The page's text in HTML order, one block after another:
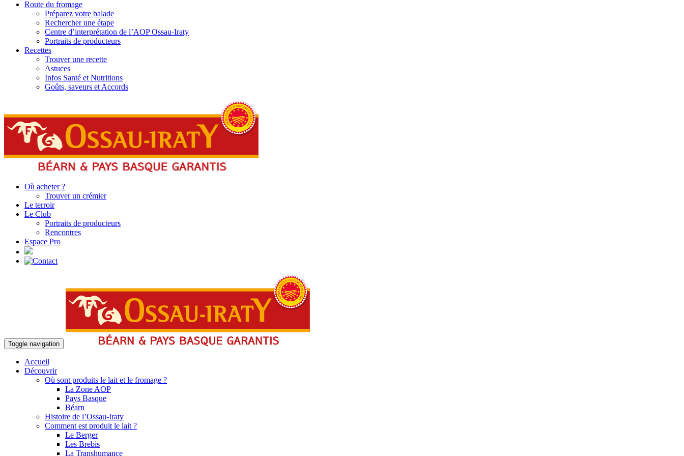
Route du fromage
Préparez votre balade
Rechercher une étape
Centre d’interprétation de l’AOP Ossau-Iraty
Portraits de producteurs
Recettes
Trouver une recette
Astuces
Infos Santé et Nutritions
Goûts, saveurs et Accords
Où acheter ?
Trouver un crémier
Le terroir
Le Club
Portraits de producteurs
Rencontres
Espace Pro
Toggle navigation
Accueil
Découvrir
Où sont produits le lait et le fromage ?
La Zone AOP
Pays Basque
Béarn
Histoire de l’Ossau-Iraty
Comment est produit le lait ?
Le Berger
Les Brebis
La Transhumance